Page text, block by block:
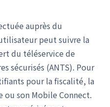
auprès du
peut suivre la
du téléservice de
sécurisés (ANTS). Pour
pour la fiscalité, la
ou son Mobile Connect.